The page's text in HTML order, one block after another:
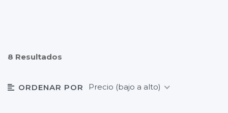
8 Resultados
ORDENAR POR Precio (bajo a alto)